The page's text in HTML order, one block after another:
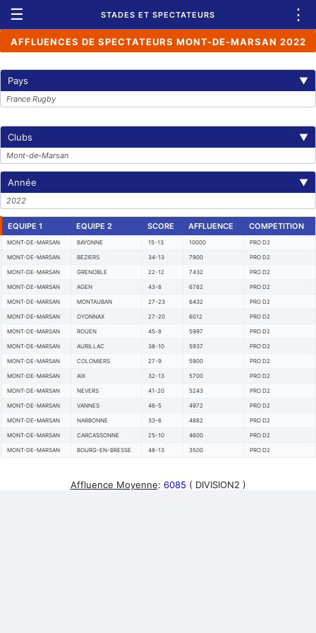
☰ STADES ET SPECTATEURS ⋮
AFFLUENCES DE SPECTATEURS MONT-DE-MARSAN 2022
Pays ▼
France Rugby
Clubs ▼
Mont-de-Marsan
Année ▼
2022
EQUIPE 1 EQUIPE 2 SCORE AFFLUENCE COMPETITION
MONT-DE-MARSAN BAYONNE 15-13 10000 PRO D2
MONT-DE-MARSAN BEZIERS 34-13 7900 PRO D2
MONT-DE-MARSAN GRENOBLE 22-12 7432 PRO D2
MONT-DE-MARSAN AGEN 43-8 6782 PRO D2
MONT-DE-MARSAN MONTAUBAN 27-23 6432 PRO D2
MONT-DE-MARSAN OYONNAX 27-20 6012 PRO D2
MONT-DE-MARSAN ROUEN 45-8 5997 PRO D2
MONT-DE-MARSAN AURILLAC 38-10 5937 PRO D2
MONT-DE-MARSAN COLOMIERS 27-9 5900 PRO D2
MONT-DE-MARSAN AIX 32-13 5700 PRO D2
MONT-DE-MARSAN NEVERS 41-20 5243 PRO D2
MONT-DE-MARSAN VANNES 46-5 4972 PRO D2
MONT-DE-MARSAN NARBONNE 33-6 4882 PRO D2
MONT-DE-MARSAN CARCASSONNE 25-10 4600 PRO D2
MONT-DE-MARSAN BOURG-EN-BRESSE 48-13 3500 PRO D2
Affluence Moyenne: 6085 ( DIVISION2 )